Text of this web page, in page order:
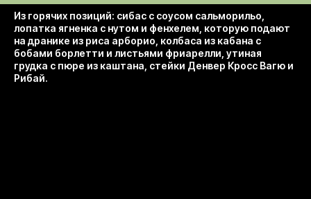
Из горячих позиций: сибас с соусом сальморильо,
лопатка ягненка с нутом и фенхелем, которую подают
на дранике из риса арборио, колбаса из кабана с
бобами борлетти и листьями фриарелли, утиная
грудка с пюре из каштана, стейки Денвер Кросс Вагю и
Рибай.